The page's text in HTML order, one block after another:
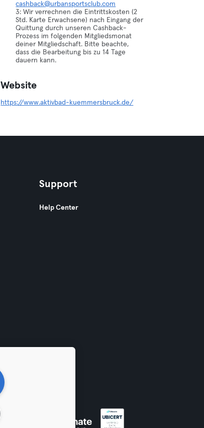
cashback@urbansportsclub.com
3: Wir verrechnen die Eintrittskosten (2
Std. Karte Erwachsene) nach Eingang der
Quittung durch unseren Cashback-
Prozess im folgenden Mitgliedsmonat
deiner Mitgliedschaft. Bitte beachte,
dass die Bearbeitung bis zu 14 Tage
dauern kann.
Website
https://www.aktivbad-kuemmersbruck.de/
Support
Help Center